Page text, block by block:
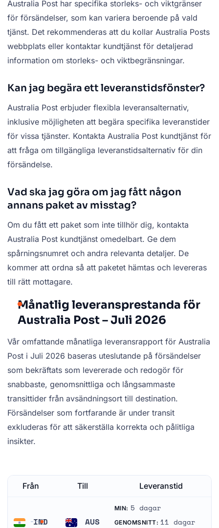
Australia Post har specifika storleks- och viktgränser
för försändelser, som kan variera beroende på vald
tjänst. Det rekommenderas att du kollar Australia Posts
webbplats eller kontaktar kundtjänst för detaljerad
information om storleks- och viktbegränsningar.
Kan jag begära ett leveranstidsfönster?
Australia Post erbjuder flexibla leveransalternativ,
inklusive möjligheten att begära specifika leveranstider
för vissa tjänster. Kontakta Australia Post kundtjänst för
att fråga om tillgängliga leveranstidsalternativ för din
försändelse.
Vad ska jag göra om jag fått någon
annans paket av misstag?
Om du fått ett paket som inte tillhör dig, kontakta
Australia Post kundtjänst omedelbart. Ge dem
spårningsnumret och andra relevanta detaljer. De
kommer att ordna så att paketet hämtas och levereras
till rätt mottagare.
Månatlig leveransprestanda för
Australia Post – Juli 2026
Vår omfattande månatliga leveransrapport för Australia
Post i Juli 2026 baseras uteslutande på försändelser
som bekräftats som levererade och redogör för
snabbaste, genomsnittliga och långsammaste
transittider från avsändningsort till destination.
Försändelser som fortfarande är under transit
exkluderas för att säkerställa korrekta och pålitliga
insikter.
Från Till Leveranstid
IND AUS
MIN: 5 dagar
GENOMSNITT: 11 dagar